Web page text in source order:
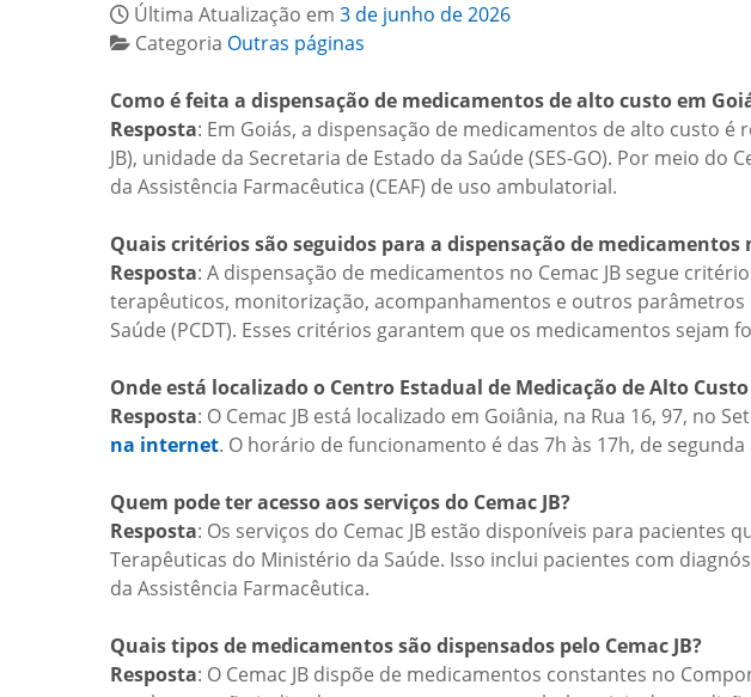
Última Atualização em 3 de junho de 2026
Categoria Outras páginas
Como é feita a dispensação de medicamentos de alto custo em
Resposta: Em Goiás, a dispensação de medicamentos de alto custo é
JB), unidade da Secretaria de Estado da Saúde (SES-GO). Por meio
da Assistência Farmacêutica (CEAF) de uso ambulatorial.
Quais critérios são seguidos para a dispensação de medicamentos
Resposta: A dispensação de medicamentos no Cemac JB segue
terapêuticos, monitorização, acompanhamentos e outros
Saúde (PCDT). Esses critérios garantem que os medicamentos
Onde está localizado o Centro Estadual de Medicação de Alto
Resposta: O Cemac JB está localizado em Goiânia, na Rua 16, 97, no
na internet. O horário de funcionamento é das 7h às 17h, de
Quem pode ter acesso aos serviços do Cemac JB?
Resposta: Os serviços do Cemac JB estão disponíveis para
Terapêuticas do Ministério da Saúde. Isso inclui pacientes com
da Assistência Farmacêutica.
Quais tipos de medicamentos são dispensados pelo Cemac JB?
Resposta: O Cemac JB dispõe de medicamentos constantes no